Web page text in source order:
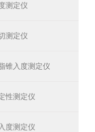
测定仪
测定仪
锥入度测定仪
性测定仪
度测定仪